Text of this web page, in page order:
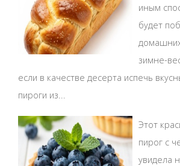
иным
будет
зимне-
если в качестве десерта испечь
пироги из...
Этот
пирог с
увидела